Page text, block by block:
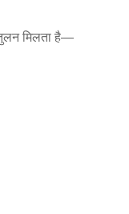
मिलता है—